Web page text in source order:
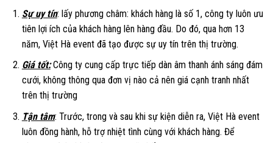
Sự uy tín: lấy phương châm: khách hàng là số 1, công ty luôn ưu
tiên lợi ích của khách hàng lên hàng đầu. Do đó, qua hơn 13
năm, Việt Hà event đã tạo được sự uy tín trên thị trường.
Giá tốt:Công ty cung cấp trực tiếp dàn âm thanh ánh sáng đám
cưới, không thông qua đơn vị nào cả nên giá cạnh tranh nhất
trên thị trường
Tận tâm: Trước, trong và sau khi sự kiện diễn ra, Việt Hà event
luôn đồng hành, hỗ trợ nhiệt tình cùng với khách hàng. Để